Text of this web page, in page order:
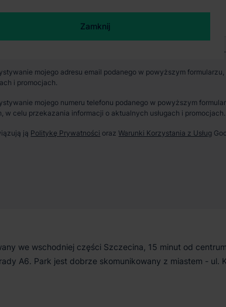
we wschodniej części Szczecina, 15 minut od
A6. Park jest dobrze skomunikowany z miastem - ul.
Zamknij
sp. z o. o. z siedzibą w Warszawie, Rondo Daszyńskiego 1,
mojego adresu email podanego w powyższym
i promocjach.
mojego numeru telefonu podanego w powyższym
celu przekazania informacji o aktualnych usługach i promocjach.
ją Politykę Prywatności orazWarunki Korzystania z Usług
Zamknij